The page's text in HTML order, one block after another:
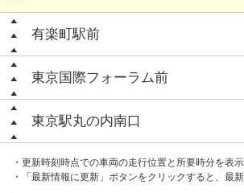
有楽町駅前
東京国際フォーラム前
東京駅丸の内南口
・更新時刻時点での車両の走行位置と所要時分を表示
・「最新情報に更新」ボタンをクリックすると、最